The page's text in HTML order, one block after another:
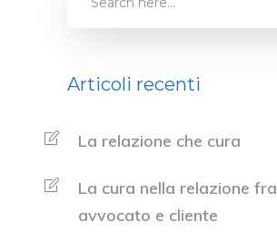
Articoli recenti
La relazione che cura
La cura nella relazione fra
avvocato e cliente